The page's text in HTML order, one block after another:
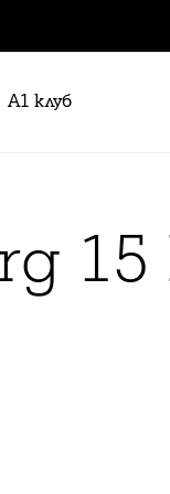
A1 клуб
15